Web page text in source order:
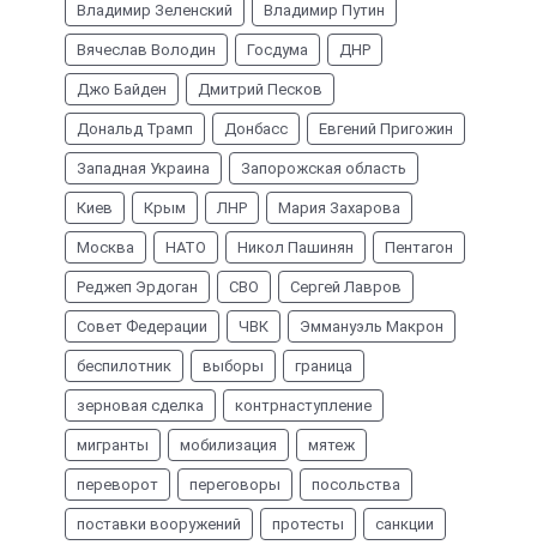
Владимир Зеленский Владимир Путин
Вячеслав Володин Госдума ДНР
Джо Байден Дмитрий Песков
Дональд Трамп Донбасс Евгений Пригожин
Западная Украина Запорожская область
Киев Крым ЛНР Мария Захарова
Москва НАТО Никол Пашинян Пентагон
Реджеп Эрдоган СВО Сергей Лавров
Совет Федерации ЧВК Эммануэль Макрон
беспилотник выборы граница
зерновая сделка контрнаступление
мигранты мобилизация мятеж
переворот переговоры посольства
поставки вооружений протесты санкции